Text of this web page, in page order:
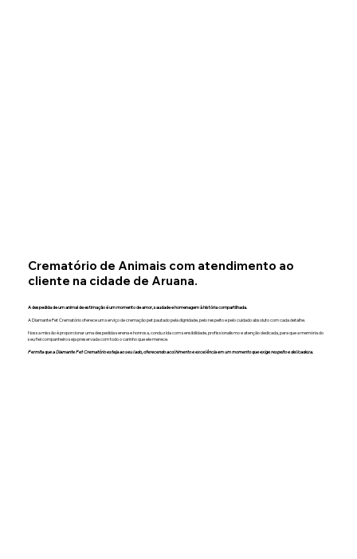
Crematório de Animais com atendimento ao
cliente na cidade de Aruana.
A despedida de um animal de estimação é um momento de amor, saudade e homenagem à história compartilhada.
A Diamante Pet Crematório oferece um serviço de cremação pet pautado pela dignidade, pelo respeito e pelo cuidado absoluto com cada detalhe.
Nossa missão é proporcionar uma despedida serena e honrosa, conduzida com sensibilidade, profissionalismo e atenção dedicada, para que a memória do
seu fiel companheiro seja preservada com todo o carinho que ele merece.
Permita que a Diamante Pet Crematório esteja ao seu lado, oferecendo acolhimento e excelência em um momento que exige respeito e delicadeza.